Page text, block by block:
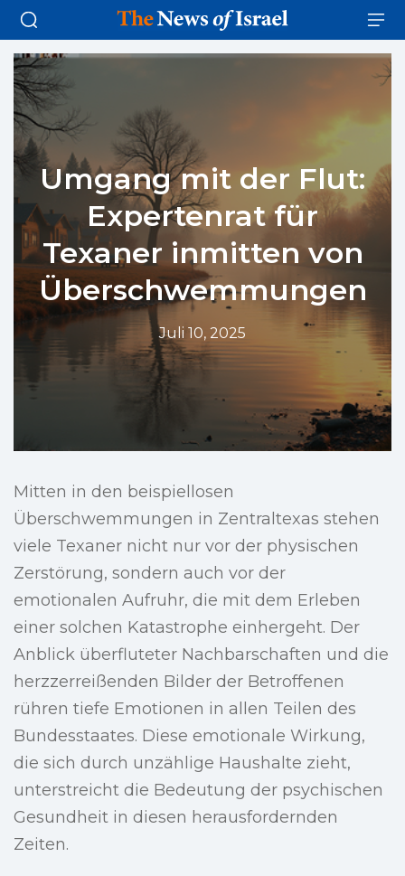
Umgang mit der Flut:
Expertenrat für
Texaner inmitten von
Überschwemmungen
Juli 10, 2025
Mitten in den beispiellosen
Überschwemmungen in Zentraltexas stehen
viele Texaner nicht nur vor der physischen
Zerstörung, sondern auch vor der
emotionalen Aufruhr, die mit dem Erleben
einer solchen Katastrophe einhergeht. Der
Anblick überfluteter Nachbarschaften und die
herzzerreißenden Bilder der Betroffenen
rühren tiefe Emotionen in allen Teilen des
Bundesstaates. Diese emotionale Wirkung,
die sich durch unzählige Haushalte zieht,
unterstreicht die Bedeutung der psychischen
Gesundheit in diesen herausfordernden
Zeiten.